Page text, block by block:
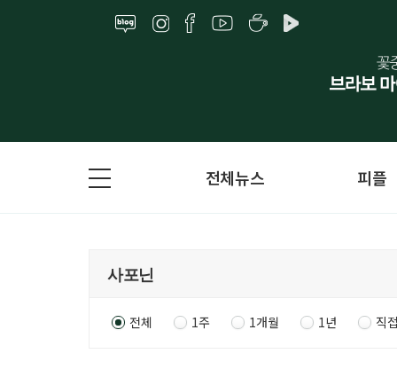
전체뉴스 피플
전체 1주 1개월 1년 직